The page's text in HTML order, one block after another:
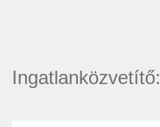
Ingatlanközvetítő: